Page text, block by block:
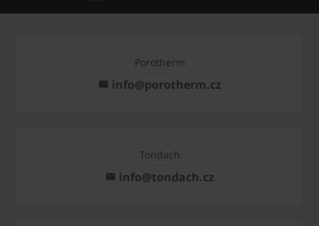
Porotherm
info@porotherm.cz
Tondach
info@tondach.cz